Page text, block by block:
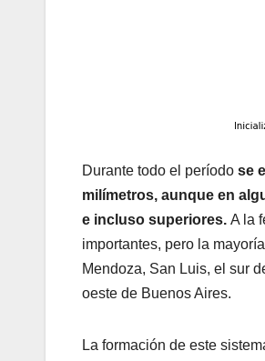
Durante todo el período se
milímetros, aunque en
e incluso superiores. A la
importantes, pero la
Mendoza, San Luis, el sur
oeste de Buenos Aires.
La formación de este